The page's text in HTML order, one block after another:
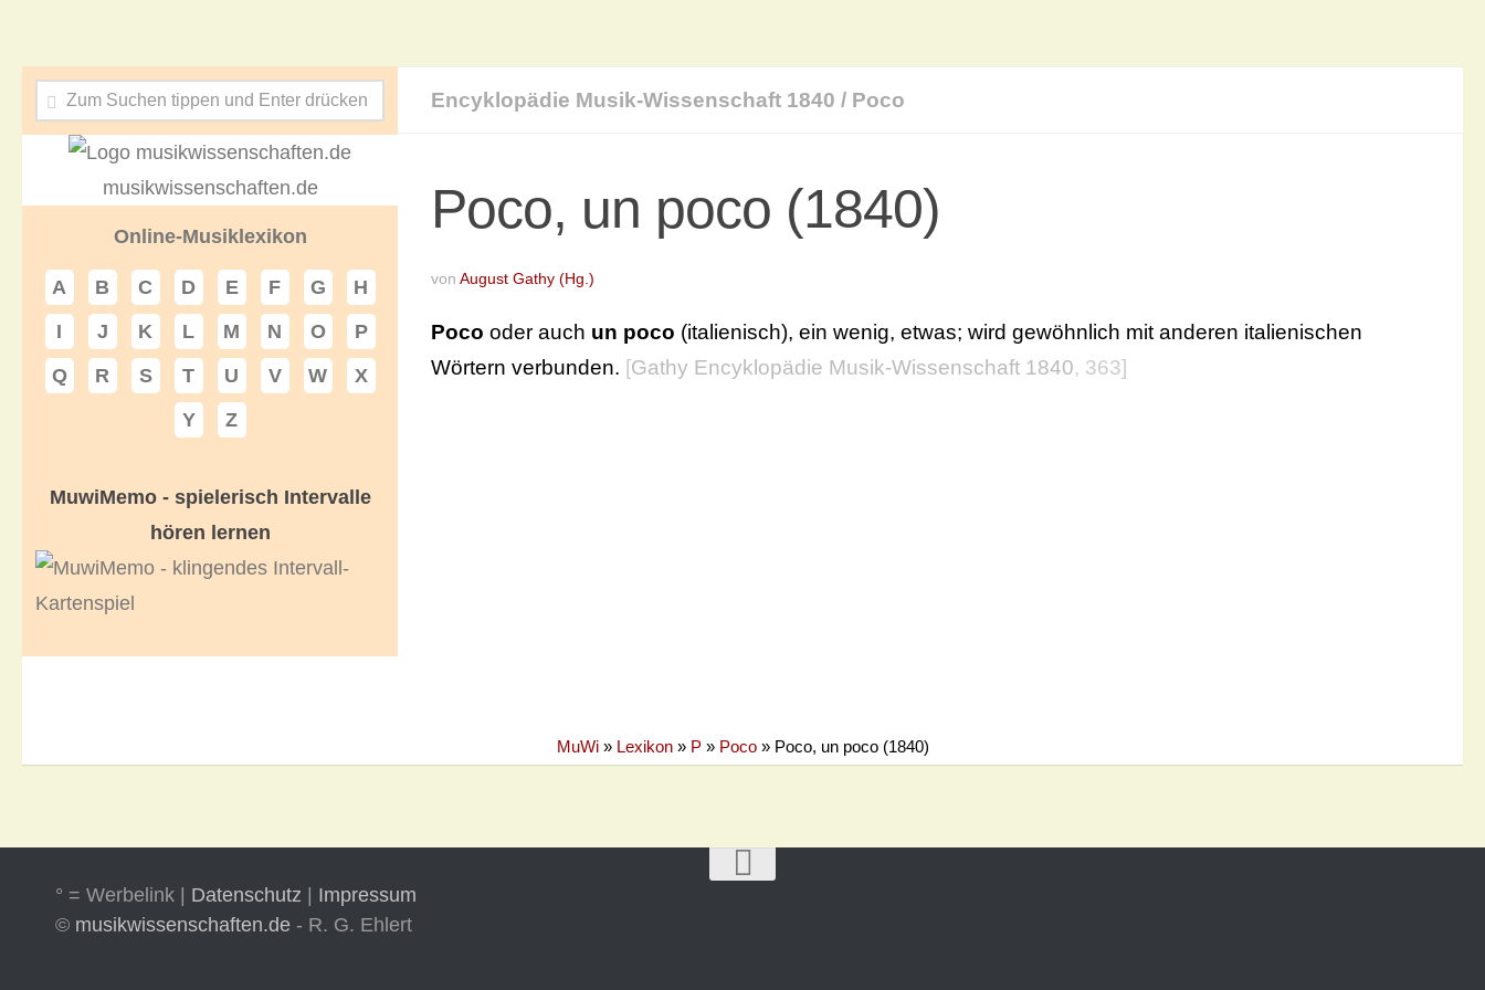
Encyklopädie Musik-Wissenschaft 1840 / Poco
Poco, un poco (1840)
von August Gathy (Hg.)
Poco oder auch un poco (italienisch), ein wenig, etwas; wird gewöhnlich mit anderen italienischen
Wörtern verbunden. [Gathy Encyklopädie Musik-Wissenschaft 1840, 363]
musikwissenschaften.de
Online-Musiklexikon
A B C D E F G
H
I
J K L M N O
P
Q
R S T U V W
X
Y
Z
MuwiMemo - spielerisch Intervalle
hören lernen
MuWi» Lexikon» P» Poco» Poco, un poco (1840)
° = Werbelink | Datenschutz
Impressum
© musikwissenschaften.de - R. G. Ehlert